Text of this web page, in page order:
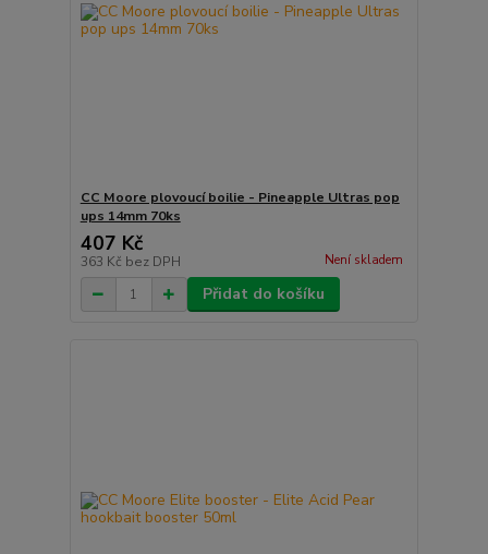
CC Moore plovoucí boilie - Pineapple Ultras pop
ups 14mm 70ks
407 Kč
363 Kč bez DPH Není skladem
Přidat do košíku